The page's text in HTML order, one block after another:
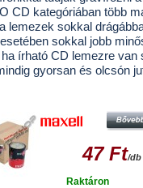
CD kategóriában több
lemezek sokkal
sokkal jobb
ha írható CD lemezre
gyorsan és olcsón
HEADPHONES STEREO EB-
47 Ft/db
Raktáron